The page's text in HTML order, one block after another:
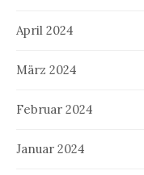
April 2024
März 2024
Februar 2024
Januar 2024